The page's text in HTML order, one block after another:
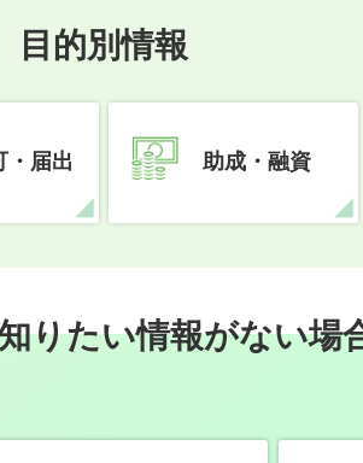
目的別情報
・届出 助成・融資
りたい情報がない場